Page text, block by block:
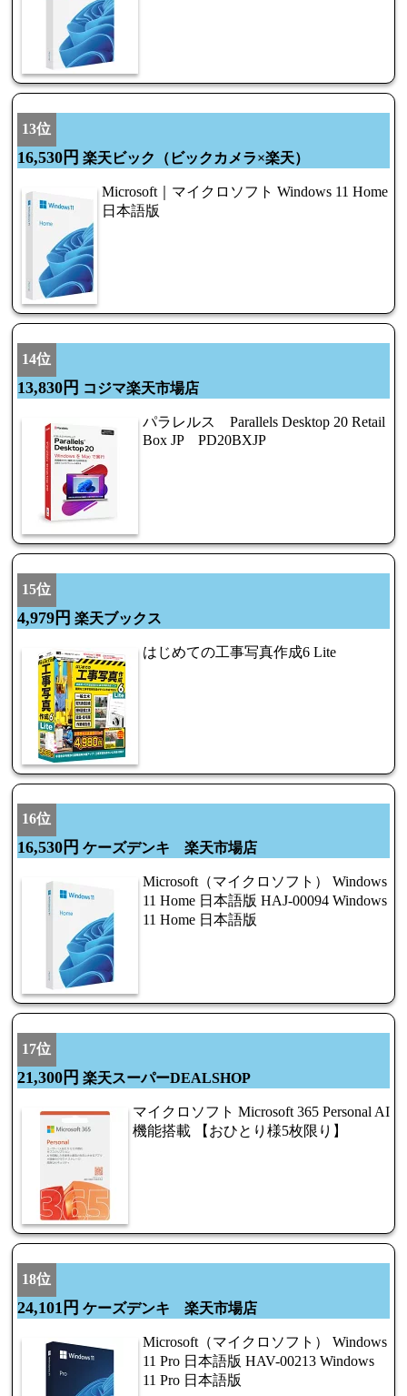
13位
16,530円 楽天ビック（ビックカメラ×楽天）
Microsoft｜マイクロソフト Windows 11 Home
日本語版
14位
13,830円 コジマ楽天市場店
パラレルス Parallels Desktop 20 Retail
Box JP PD20BXJP
15位
4,979円 楽天ブックス
はじめての工事写真作成6 Lite
16位
16,530円 ケーズデンキ 楽天市場店
Microsoft（マイクロソフト） Windows
11 Home 日本語版 HAJ-00094 Windows
11 Home 日本語版
17位
21,300円 楽天スーパーDEALSHOP
マイクロソフト Microsoft 365 Personal AI
機能搭載 【おひとり様5枚限り】
18位
24,101円 ケーズデンキ 楽天市場店
Microsoft（マイクロソフト） Windows
11 Pro 日本語版 HAV-00213 Windows
11 Pro 日本語版